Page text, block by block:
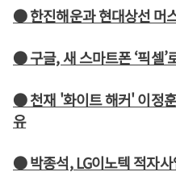
● 한진해운과 현대상선 머
● 구글, 새 스마트폰 ‘픽셀’
● 천재 '화이트 해커' 이정
유
● 박종석, LG이노텍 적자